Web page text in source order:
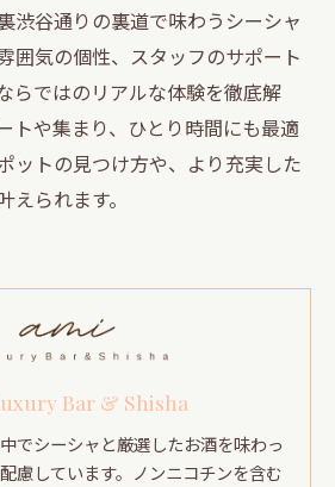
渋谷通りの裏道で味わうシーシャ
囲気の個性、スタッフのサポート
らではのリアルな体験を徹底解
トや集まり、ひとり時間にも最適
ットの見つけ方や、より充実した
られます。
Bar & Shisha
でシーシャと厳選したお酒を味わっ
慮しています。ノンニコチンを含む